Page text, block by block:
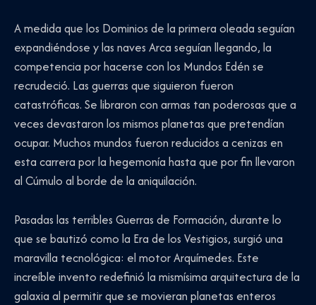
A medida que los Dominios de la primera oleada seguían
expandiéndose y las naves Arca seguían llegando, la
competencia por hacerse con los Mundos Edén se
recrudeció. Las guerras que siguieron fueron
catastróficas. Se libraron con armas tan poderosas que a
veces devastaron los mismos planetas que pretendían
ocupar. Muchos mundos fueron reducidos a cenizas en
esta carrera por la hegemonía hasta que por fin llevaron
al Cúmulo al borde de la aniquilación.
Pasadas las terribles Guerras de Formación, durante lo
que se bautizó como la Era de los Vestigios, surgió una
maravilla tecnológica: el motor Arquímedes. Este
increíble invento redefinió la mismísima arquitectura de la
galaxia al permitir que se movieran planetas enteros